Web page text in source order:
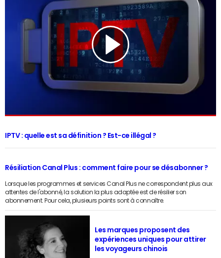
ail
IPTV : quelle est sa définition ? Est-ce illégal ?
Résiliation Canal Plus : comment faire pour se désabonner ?
Lorsque les programmes et services Canal Plus ne correspondent plus aux
attentes de l'abonné, la solution la plus adaptée est de résilier son
abonnement. Pour cela, plusieurs points sont à connaître.
Les marques proposent des
expériences uniques pour attirer
les voyageurs chinois